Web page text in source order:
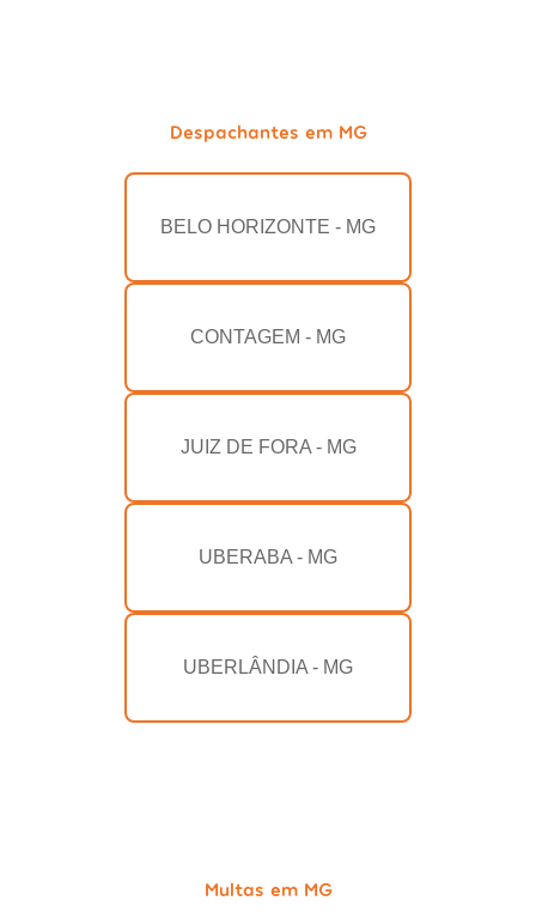
Despachantes em MG
BELO HORIZONTE - MG
CONTAGEM - MG
JUIZ DE FORA - MG
UBERABA - MG
UBERLÂNDIA - MG
Multas em MG